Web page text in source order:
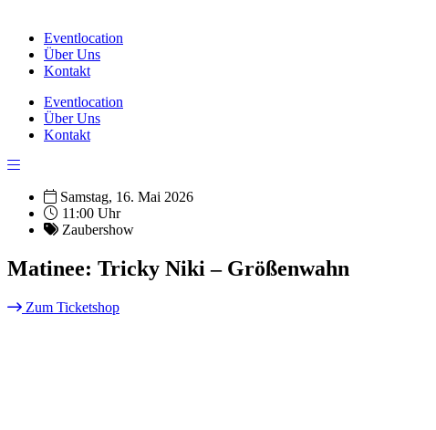
Eventlocation
Über Uns
Kontakt
Eventlocation
Über Uns
Kontakt
Samstag, 16. Mai 2026
11:00 Uhr
Zaubershow
Matinee: Tricky Niki – Größenwahn
Zum Ticketshop